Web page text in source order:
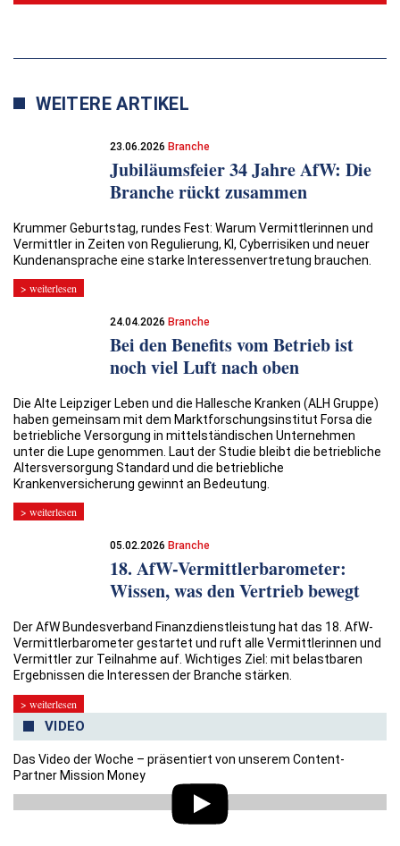
WEITERE ARTIKEL
23.06.2026Branche
Jubiläumsfeier 34 Jahre AfW: Die
Branche rückt zusammen
Krummer Geburtstag, rundes Fest: Warum Vermittlerinnen und
Vermittler in Zeiten von Regulierung, KI, Cyberrisiken und neuer
Kundenansprache eine starke Interessenvertretung brauchen.
> weiterlesen
24.04.2026 Branche
Bei den Benefits vom Betrieb ist
noch viel Luft nach oben
Die Alte Leipziger Leben und die Hallesche Kranken (ALH Gruppe)
haben gemeinsam mit dem Marktforschungsinstitut Forsa die
betriebliche Versorgung in mittelständischen Unternehmen
unter die Lupe genommen. Laut der Studie bleibt die betriebliche
Altersversorgung Standard und die betriebliche
Krankenversicherung gewinnt an Bedeutung.
> weiterlesen
05.02.2026 Branche
18. AfW-Vermittlerbarometer:
Wissen, was den Vertrieb bewegt
Der AfW Bundesverband Finanzdienstleistung hat das 18. AfW-
Vermittlerbarometer gestartet und ruft alle Vermittlerinnen und
Vermittler zur Teilnahme auf. Wichtiges Ziel: mit belastbaren
Ergebnissen die Interessen der Branche stärken.
> weiterlesen
VIDEO
Das Video der Woche – präsentiert von unserem Content-
Partner Mission Money